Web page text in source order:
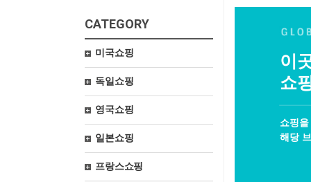
CATEGORY
미국쇼핑
독일쇼핑
영국쇼핑
일본쇼핑
프랑스쇼핑
이
쇼
쇼핑
해당